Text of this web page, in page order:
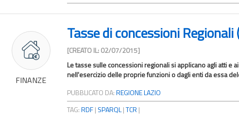
FINANZE
Tasse di concessioni Regionali
[CREATO IL: 02/07/2015]
Le tasse sulle concessioni regionali si applicano agli atti e
nell'esercizio delle proprie funzioni o dagli enti da essa
PUBBLICATO DA:REGIONE LAZIO
TAG:RDF | SPARQL |TCR |